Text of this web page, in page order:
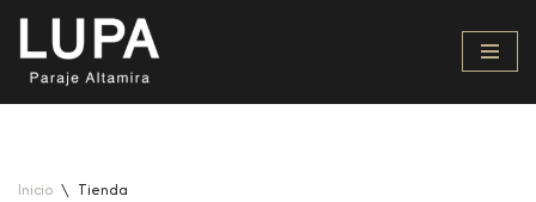
Saltar
Inicio \ Tienda